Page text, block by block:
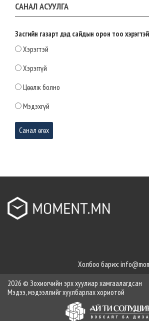
оролцох
бүрдлээ
Н.Учрал Засгийн
гардаж авлаа
шилжүүлж, нөхөн сэргээлтийн ажлыг
САНАЛ АСУУЛГА
Засгийн газарт дэд сайдын орон тоо
Хэрэгтэй
Хэрэггүй
Цөөлж болно
Мэдэхгүй
Холбоо барих:
2026 © Зохиогчийн эрх хуулиар хамгаалагдсан
Мэдээ, мэдээллийг хуулбарлах хориотой